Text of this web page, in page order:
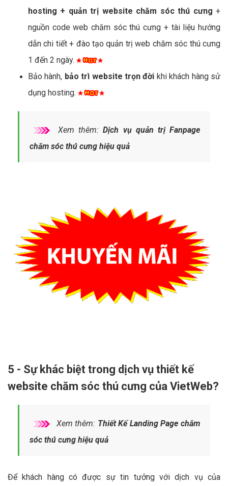
hosting + quản trị website chăm sóc thú cưng +
nguồn code web chăm sóc thú cưng + tài liệu hướng
dẫn chi tiết + đào tạo quản trị web chăm sóc thú cưng
1 đến 2 ngày.
Bảo hành, bảo trì website trọn đời khi khách hàng sử
dụng hosting.
Xem thêm:Dịch vụ quản trị Fanpage
chăm sóc thú cưng hiệu quả
5 - Sự khác biệt trong dịch vụ thiết kế
website chăm sóc thú cưng của VietWeb?
Xem thêm: Thiết Kế Landing Page chăm
sóc thú cưng hiệu quả
Để khách hàng có được sự tin tưởng với dịch vụ của